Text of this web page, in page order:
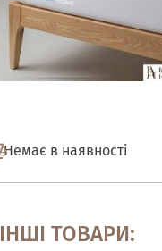
Немає в наявності
ІНШІ ТОВАРИ: